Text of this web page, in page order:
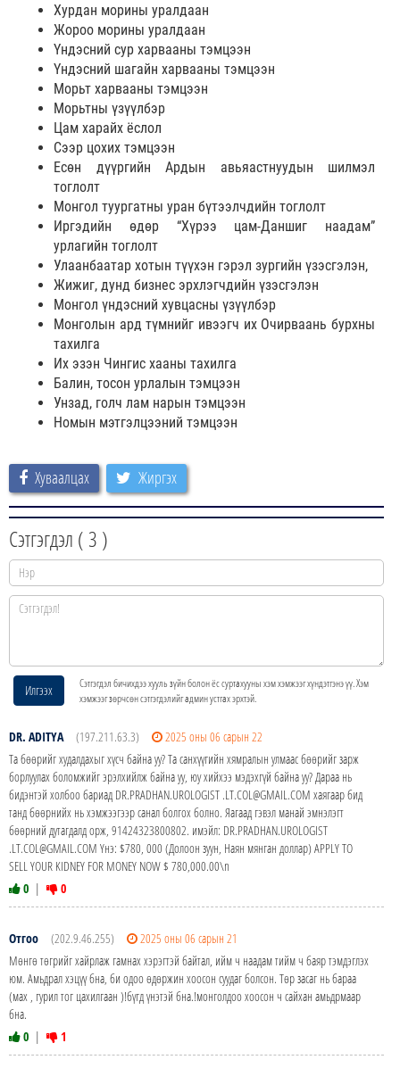
Хурдан морины уралдаан
Жороо морины уралдаан
Үндэсний сур харвааны тэмцээн
Үндэсний шагайн харвааны тэмцээн
Морьт харвааны тэмцээн
Морьтны үзүүлбэр
Цам харайх ёслол
Сээр цохих тэмцээн
Есөн дүүргийн Ардын авьяастнуудын шилмэл
тоглолт
Монгол туургатны уран бүтээлчдийн тоглолт
Иргэдийн өдөр “Хүрээ цам-Даншиг наадам”
урлагийн тоглолт
Улаанбаатар хотын түүхэн гэрэл зургийн үзэсгэлэн,
Жижиг, дунд бизнес эрхлэгчдийн үзэсгэлэн
Монгол үндэсний хувцасны үзүүлбэр
Монголын ард түмнийг ивээгч их Очирваань бурхны
тахилга
Их эзэн Чингис хааны тахилга
Балин, тосон урлалын тэмцээн
Унзад, голч лам нарын тэмцээн
Номын мэтгэлцээний тэмцээн
Хуваалцах Жиргэх
Сэтгэгдэл ( 3 )
Илгээх
Сэтгэгдэл бичихдээ хууль зүйн болон ёс суртахууны хэм хэмжээг хүндэтгэнэ үү. Хэм
хэмжээг зөрчсөн сэтгэгдэлийг админ устгах эрхтэй.
DR. ADITYA (197.211.63.3)
2025 оны 06 сарын 22
Та бөөрийг худалдахыг хүсч байна уу? Та санхүүгийн хямралын улмаас бөөрийг зарж
борлуулах боломжийг эрэлхийлж байна уу, юу хийхээ мэдэхгүй байна уу? Дараа нь
бидэнтэй холбоо бариад DR.PRADHAN.UROLOGIST .LT.COL@GMAIL.COM хаягаар бид
танд бөөрнийх нь хэмжээгээр санал болгох болно. Яагаад гэвэл манай эмнэлэгт
бөөрний дутагдалд орж, 91424323800802. имэйл: DR.PRADHAN.UROLOGIST
.LT.COL@GMAIL.COM Yнэ: $780, 000 (Долоон зуун, Наян мянган доллар) APPLY TO
SELL YOUR KIDNEY FOR MONEY NOW $ 780,000.00\n
0 | 0
Отгоо (202.9.46.255)
2025 оны 06 сарын 21
Мөнгө төгрийг хайрлаж гамнах хэрэгтэй байтал, ийм ч наадам тийм ч баяр тэмдэглэх
юм. Амьдрал хэцүү бна, би одоо өдөржин хоосон суудаг болсон. Төр засаг нь бараа
(мах , гурил тог цахилгаан )!бүгд үнэтэй бна.!монголдоо хоосон ч сайхан амьдрмаар
бна.
0 | 1